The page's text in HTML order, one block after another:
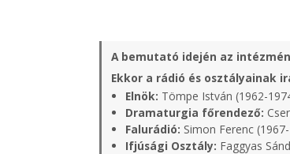
A bemutató idején az
Ekkor a rádió és osztályainak
Elnök: Tömpe István (1962-
Dramaturgia főrendező:
Falurádió: Simon Ferenc
Ifjúsági Osztály: Faggyas